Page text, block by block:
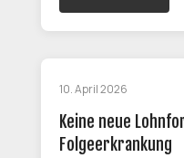
10. April 2026
Keine neue
Folgeerkrankung